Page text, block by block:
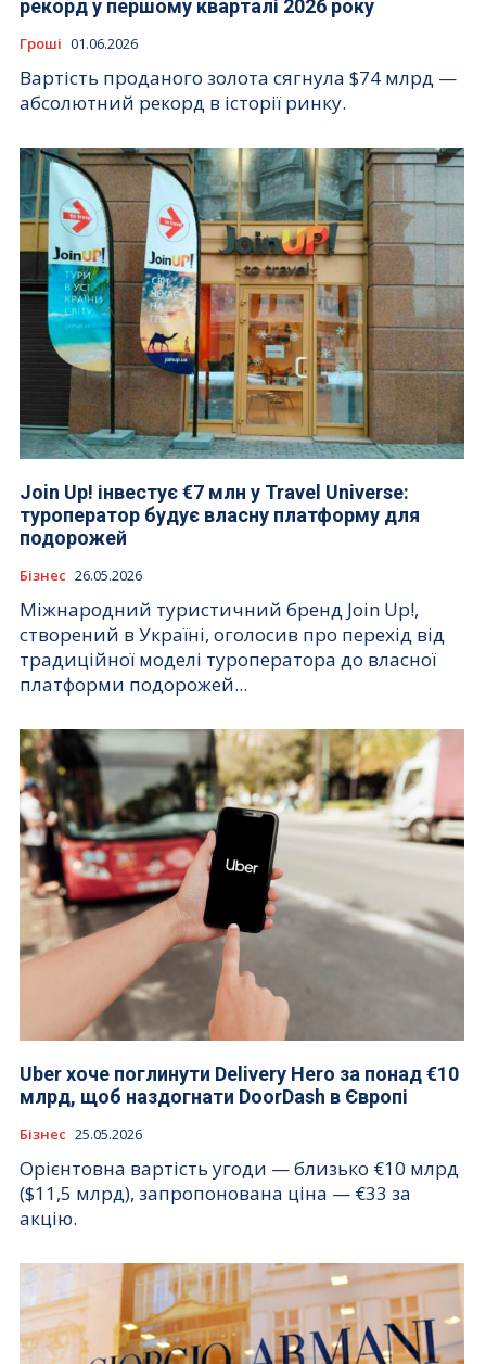
рекорд у першому кварталі 2026 року
Гроші 01.06.2026
Вартість проданого золота сягнула $74 млрд —
абсолютний рекорд в історії ринку.
Join Up! інвестує €7 млн у Travel Universe:
туроператор будує власну платформу для
подорожей
Бізнес 26.05.2026
Міжнародний туристичний бренд Join Up!,
створений в Україні, оголосив про перехід від
традиційної моделі туроператора до власної
платформи подорожей...
Uber хоче поглинути Delivery Hero за понад €10
млрд, щоб наздогнати DoorDash в Європі
Бізнес 25.05.2026
Орієнтовна вартість угоди — близько €10 млрд
($11,5 млрд), запропонована ціна — €33 за
акцію.